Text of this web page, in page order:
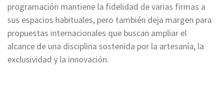
programación mantiene la fidelidad de varias firmas a
sus espacios habituales, pero también deja margen para
propuestas internacionales que buscan ampliar el
alcance de una disciplina sostenida por la artesanía, la
exclusividad y la innovación.